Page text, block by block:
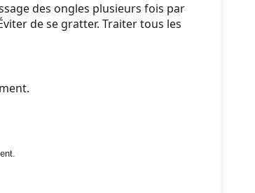
des ongles plusieurs fois par
de se gratter. Traiter tous les